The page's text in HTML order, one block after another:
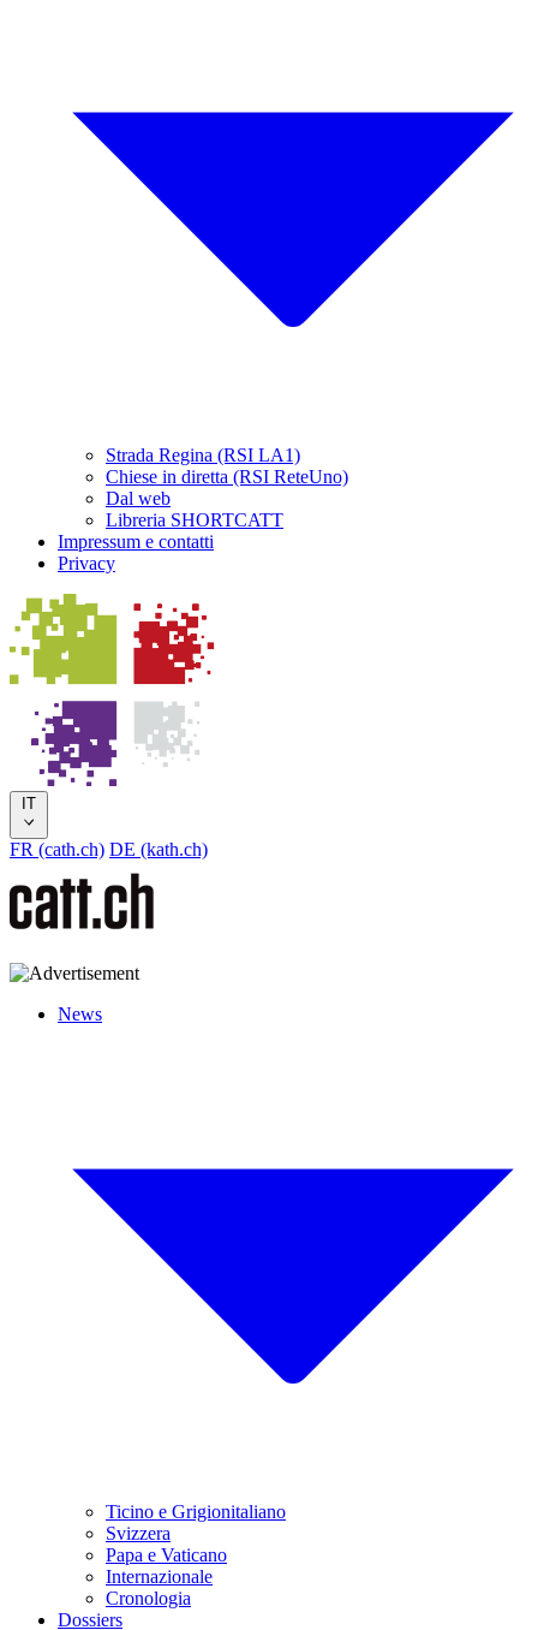
Strada Regina (RSI LA1)
Chiese in diretta (RSI ReteUno)
Dal web
Libreria SHORTCATT
Impressum e contatti
Privacy
IT
FR (cath.ch) DE (kath.ch)
News
Ticino e Grigionitaliano
Svizzera
Papa e Vaticano
Internazionale
Cronologia
Dossiers